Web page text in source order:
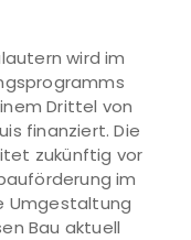
wird im
Drittel von
finanziert. Die
zukünftig vor
im
Umgestaltung
Bau aktuell